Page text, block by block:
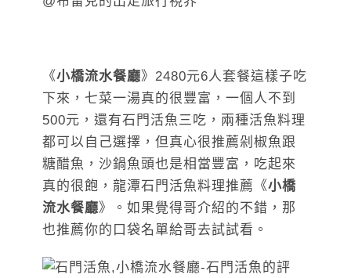
《小橋流水餐廳》2480元6人套餐這樣子吃
下來，七菜一湯真的很豐富，一個人不到
500元，還有石門活魚三吃，兩種活魚料理
都可以自己選擇，但真心很推薦剁椒魚跟
糖醋魚，沙鍋魚頭也是相當豐富，吃起來
真的很飽，龍潭石門活魚料理推薦《小橋
流水餐廳》。如果覺得哥介紹的不錯，那
也推薦你的口袋名單給哥去試試看。